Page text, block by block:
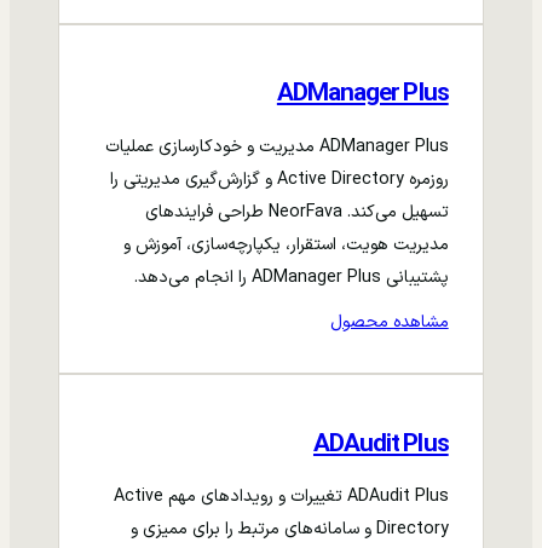
ADManager Plus
ADManager Plus مدیریت و خودکارسازی عملیات
روزمره Active Directory و گزارش‌گیری مدیریتی را
تسهیل می‌کند. NeorFava طراحی فرایندهای
مدیریت هویت، استقرار، یکپارچه‌سازی، آموزش و
پشتیبانی ADManager Plus را انجام می‌دهد.
مشاهده محصول
ADAudit Plus
ADAudit Plus تغییرات و رویدادهای مهم Active
Directory و سامانه‌های مرتبط را برای ممیزی و